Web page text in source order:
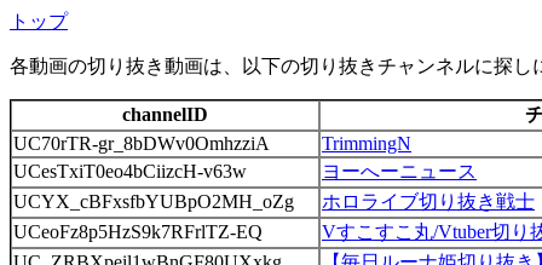
トップ
各動画の切り抜き動画は、以下の切り抜きチャンネルに探し
channelID
UC70rTR-gr_8bDWv0OmhzziA
TrimmingN
UCesTxiT0eo4bCiizcH-v63w
ヨーへーニュース
UCYX_cBFxsfbYUBpO2MH_oZg
ホロライブ切り抜き戦士
UCeoFz8p5HzS9k7RFrlTZ-EQ
Vすこすこ丸/Vtuber切り